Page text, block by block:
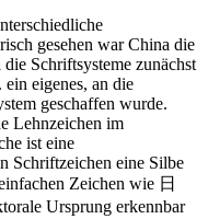
gesehen war China die
Schriftsysteme zunächst
eigenes, an die
geschaffen wurde.
Lehnzeichen im
ist eine
Schriftzeichen eine Silbe
Zeichen wie 日
Ursprung erkennbar